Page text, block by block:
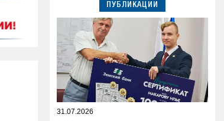
ПУБЛИКАЦИИ
31.07.2026